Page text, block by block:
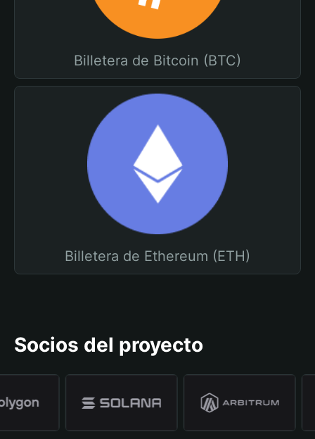
Billetera de Bitcoin (BTC)
Billetera de Ethereum (ETH)
Socios del proyecto